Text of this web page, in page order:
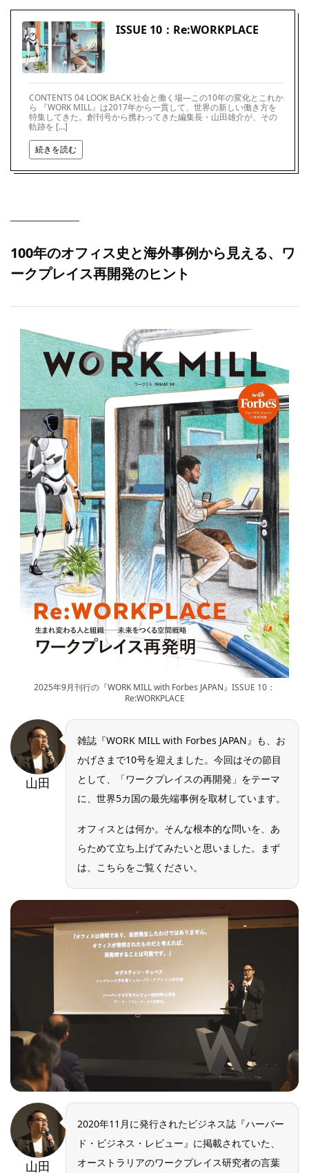
ISSUE 10：Re:WORKPLACE
CONTENTS 04 LOOK BACK 社会と働く場―この10年の変化とこれか
ら 『WORK MILL』は2017年から一貫して、世界の新しい働き方を
特集してきた。創刊号から携わってきた編集長・山田雄介が、その
軌跡を […]
続きを読む
100年のオフィス史と海外事例から見える、ワ
ークプレイス再開発のヒント
2025年9月刊行の『WORK MILL with Forbes JAPAN』ISSUE 10：
Re:WORKPLACE
山田
雑誌『WORK MILL with Forbes JAPAN』も、お
かげさまで10号を迎えました。今回はその節目
として、「ワークプレイスの再開発」をテーマ
に、世界5カ国の最先端事例を取材しています。
オフィスとは何か。そんな根本的な問いを、あ
らためて立ち上げてみたいと思いました。まず
は、こちらをご覧ください。
山田
2020年11月に発行されたビジネス誌『ハーバー
ド・ビジネス・レビュー』に掲載されていた、
オーストラリアのワークプレイス研究者の言葉